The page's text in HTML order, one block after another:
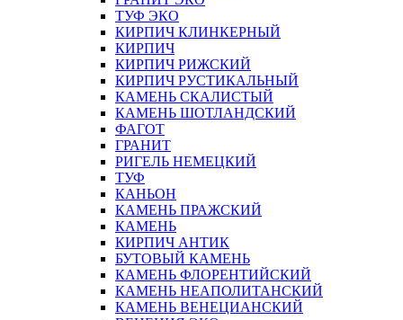
ТУФ ЭКО
КИРПИЧ КЛИНКЕРНЫЙ
КИРПИЧ
КИРПИЧ РИЖСКИЙ
КИРПИЧ РУСТИКАЛЬНЫЙ
КАМЕНЬ СКАЛИСТЫЙ
КАМЕНЬ ШОТЛАНДСКИЙ
ФАГОТ
ГРАНИТ
РИГЕЛЬ НЕМЕЦКИЙ
ТУФ
КАНЬОН
КАМЕНЬ ПРАЖСКИЙ
КАМЕНЬ
КИРПИЧ АНТИК
БУТОВЫЙ КАМЕНЬ
КАМЕНЬ ФЛОРЕНТИЙСКИЙ
КАМЕНЬ НЕАПОЛИТАНСКИЙ
КАМЕНЬ ВЕНЕЦИАНСКИЙ